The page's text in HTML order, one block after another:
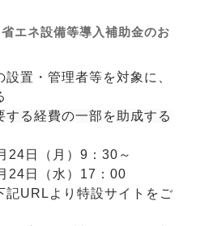
エネ設備等導入補助金のお
置・管理者等を対象に、
する経費の一部を助成する
24日（月）9：30～
24日（水）17：00
記URLより特設サイトをご